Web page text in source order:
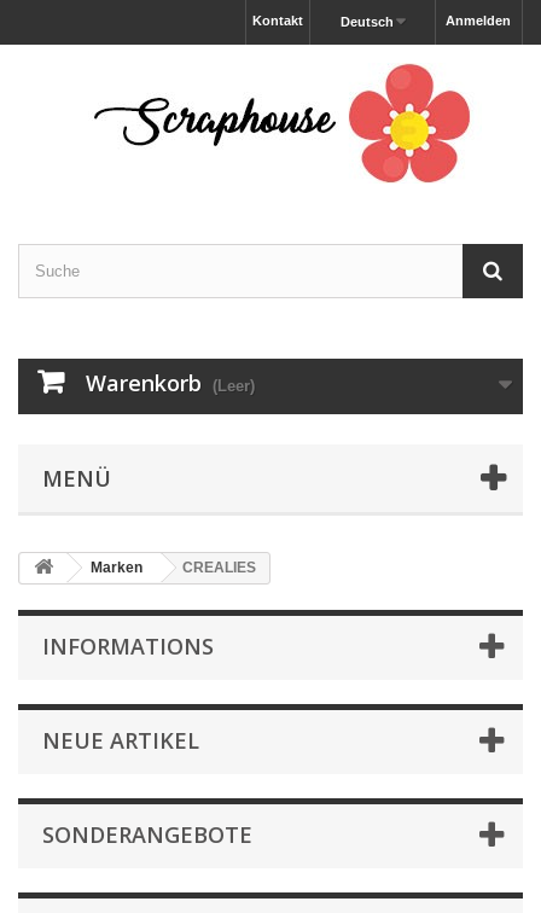
Anmelden
Deutsch
Kontakt
Warenkorb (Leer)
MENÜ
Marken CREALIES
INFORMATIONS
NEUE ARTIKEL
SONDERANGEBOTE